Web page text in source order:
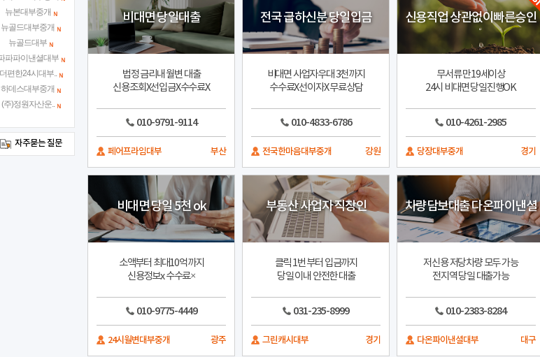
뉴본대부중개
뉴골드대부중개
뉴골드대부
파파이낸셜대부
편한24시대부..
하데스대부중개
(주)정원자산운..
자주묻는 질문
비대면 당일대출
법정 금리내 월변 대출
신용조회X선입금X수수료X
010-9791-9114
페어프라임대부 부산
전국 급하신분 당일입금
비대면 사업자우대 3천까지
수수료X선이자X 무료상담
010-4833-6786
전국한마음대부중개 강원
신용직업 상관없이빠른승인
무서류 만19세이상
24시 비대면 당일진행OK
010-4261-2985
당장대부중개 경기
비대면 당일 5천 ok
소액부터 최대10억까지
신용정보x 수수료×
010-9775-4449
24시월변대부중개 광주
부동산 사업자 직장인
클릭 1번 부터 입금까지
당일 이내 안전한 대출
031-235-8999
그린캐시대부 경기
차량담보대출 다온파이낸셜
저신용 저당차량 모두 가능
전지역 당일 대출가능
010-2383-8284
다온파이낸셜대부 대구